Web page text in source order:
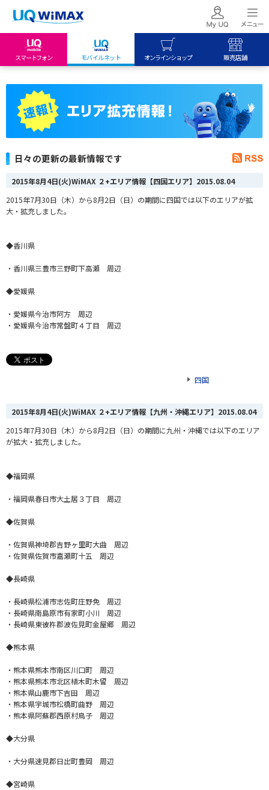
スマートフォン モバイルネット オンラインショップ 販売店舗
My UQ mobile
UQ mobile
UQ WiMAX
UQ WiMAX
日々の更新の最新情報です
2015年8月4日(火)WiMAX ２+エリア情報【四国エリア】 2015.08.04
2015年7月30日（木）から8月2日（日）の期間に四国では以下のエリアが拡
大・拡充しました。
◆香川県
・香川県三豊市三野町下高瀬 周辺
◆愛媛県
・愛媛県今治市阿方 周辺
・愛媛県今治市常盤町４丁目 周辺
四国
2015年8月4日(火)WiMAX ２+エリア情報【九州・沖縄エリア】 2015.08.04
2015年7月30日（木）から8月2日（日）の期間に九州・沖縄では以下のエリア
が拡大・拡充しました。
◆福岡県
・福岡県春日市大土居３丁目 周辺
◆佐賀県
・佐賀県神埼郡吉野ヶ里町大曲 周辺
・佐賀県佐賀市嘉瀬町十五 周辺
◆長崎県
・長崎県松浦市志佐町庄野免 周辺
・長崎県南島原市有家町小川 周辺
・長崎県東彼杵郡波佐見町金屋郷 周辺
◆熊本県
・熊本県熊本市南区川口町 周辺
・熊本県熊本市北区植木町木留 周辺
・熊本県山鹿市下吉田 周辺
・熊本県宇城市松橋町曲野 周辺
・熊本県阿蘇郡西原村鳥子 周辺
◆大分県
・大分県速見郡日出町豊岡 周辺
◆宮崎県